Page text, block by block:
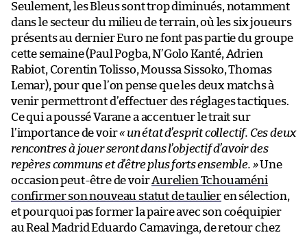
Seulement, les Bleus sont trop diminués, notamment
dans le secteur du milieu de terrain, où les six joueurs
présents au dernier Euro ne font pas partie du groupe
cette semaine (Paul Pogba, N’Golo Kanté, Adrien
Rabiot, Corentin Tolisso, Moussa Sissoko, Thomas
Lemar), pour que l’on pense que les deux matchs à
venir permettront d’effectuer des réglages tactiques.
Ce qui a poussé Varane a accentuer le trait sur
l’importance de voir« un état d’esprit collectif. Ces deux
rencontres à jouer seront dans l’objectif d’avoir des
repères communs et d’être plus forts ensemble. »Une
occasion peut-être de voirAurelien Tchouaméni
confirmer son nouveau statut de taulieren sélection,
et pourquoi pas former la paire avec son coéquipier
au Real Madrid Eduardo Camavinga, de retour chez